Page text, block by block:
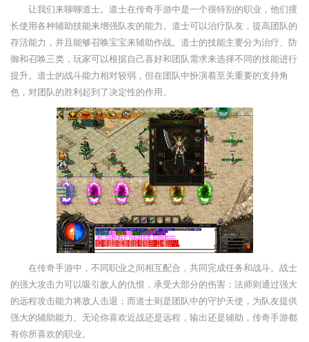
让我们来聊聊道士。道士在传奇手游中是一个很特别的职业，他们擅
长使用各种辅助技能来增强队友的能力。道士可以治疗队友，提高团队的
存活能力，并且能够召唤宝宝来辅助作战。道士的技能主要分为治疗、防
御和召唤三类，玩家可以根据自己喜好和团队需求来选择不同的技能进行
提升。道士的战斗能力相对较弱，但在团队中扮演着至关重要的支持角
色，对团队的胜利起到了决定性的作用。
在传奇手游中，不同职业之间相互配合，共同完成任务和战斗。战士
的强大攻击力可以吸引敌人的仇恨，承受大部分的伤害；法师则通过强大
的远程攻击能力将敌人击退；而道士则是团队中的守护天使，为队友提供
强大的辅助能力。无论你喜欢近战还是远程，输出还是辅助，传奇手游都
有你所喜欢的职业。